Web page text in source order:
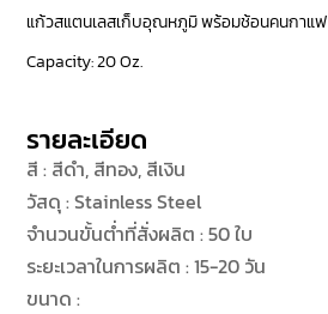
แก้วสแตนเลสเก็บอุณหภูมิ พร้อมช้อนคนกาแฟ
Capacity: 20 Oz.
รายละเอียด
สี : สีดำ, สีทอง, สีเงิน
วัสดุ : Stainless Steel
จำนวนขั้นต่ำที่สั่งผลิต : 50 ใบ
ระยะเวลาในการผลิต : 15-20 วัน
ขนาด :